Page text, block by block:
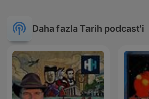
Daha fazla Tarih podcast'i